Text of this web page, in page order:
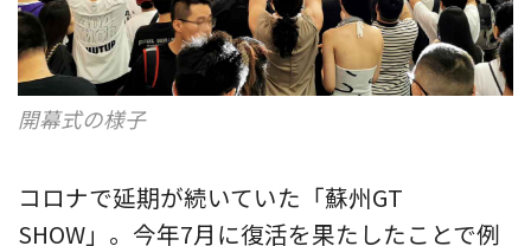
開幕式の様子
コロナで延期が続いていた「蘇州GT
SHOW」。今年7月に復活を果たしたことで例